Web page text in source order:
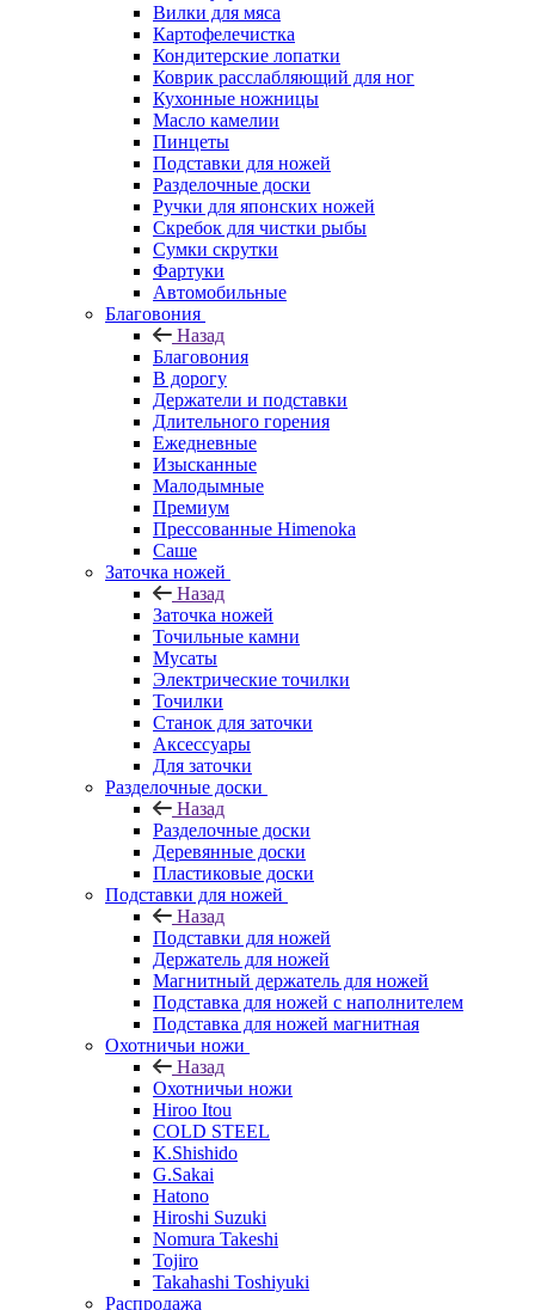
Вилки для мяса
Картофелечистка
Кондитерские лопатки
Коврик расслабляющий для ног
Кухонные ножницы
Масло камелии
Пинцеты
Подставки для ножей
Разделочные доски
Ручки для японских ножей
Скребок для чистки рыбы
Сумки скрутки
Фартуки
Автомобильные
Благовония
Назад
Благовония
В дорогу
Держатели и подставки
Длительного горения
Ежедневные
Изысканные
Малодымные
Премиум
Прессованные Himenoka
Саше
Заточка ножей
Назад
Заточка ножей
Точильные камни
Мусаты
Электрические точилки
Точилки
Станок для заточки
Аксессуары
Для заточки
Разделочные доски
Назад
Разделочные доски
Деревянные доски
Пластиковые доски
Подставки для ножей
Назад
Подставки для ножей
Держатель для ножей
Магнитный держатель для ножей
Подставка для ножей с наполнителем
Подставка для ножей магнитная
Охотничьи ножи
Назад
Охотничьи ножи
Hiroo Itou
COLD STEEL
K.Shishido
G.Sakai
Hatono
Hiroshi Suzuki
Nomura Takeshi
Tojiro
Takahashi Toshiyuki
Распродажа